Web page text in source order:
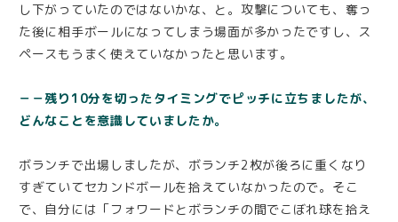
し下がっていたのではないかな、と。攻撃についても、奪っ
た後に相手ボールになってしまう場面が多かったですし、ス
ペースもうまく使えていなかったと思います。
－－残り10分を切ったタイミングでピッチに立ちましたが、
どんなことを意識していましたか。
ボランチで出場しましたが、ボランチ2枚が後ろに重くなり
すぎていてセカンドボールを拾えていなかったので。そこ
で、自分には「フォワードとボランチの間でこぼれ球を拾え